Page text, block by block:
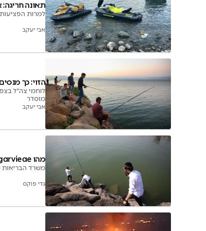
תאונה חריגה:
למרות הפציעות
אבי יעקב
הזוי: כך
לוחמי צה"ל
מוסדר
אבי יעקב
מהו Lactococcus garvieae? החיידק שמסעיר את הכנרת
משרד הבריאות
גדי פוקס